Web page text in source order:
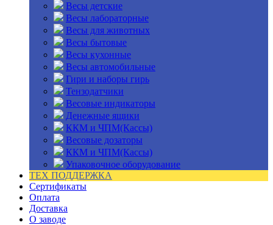
Весы детские
Весы лабораторные
Весы для животных
Весы бытовые
Весы кухонные
Весы автомобильные
Гири и наборы гирь
Тензодатчики
Весовые индикаторы
Денежные ящики
ККМ и ЧПМ(Кассы)
Весовые дозаторы
ККМ и ЧПМ(Кассы)
Упаковочное оборудование
ТЕХ ПОДДЕРЖКА
Сертификаты
Оплата
Доставка
О заводе